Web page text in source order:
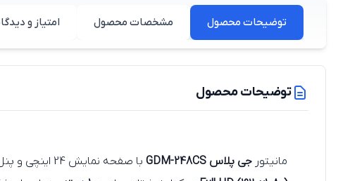
توضیحات محصول مشخصات محصول امتیاز و
توضیحات محصول
مانیتورجی پلاس GDM-248CS با صفحه‌ نمایش 24 اینچی و پنل